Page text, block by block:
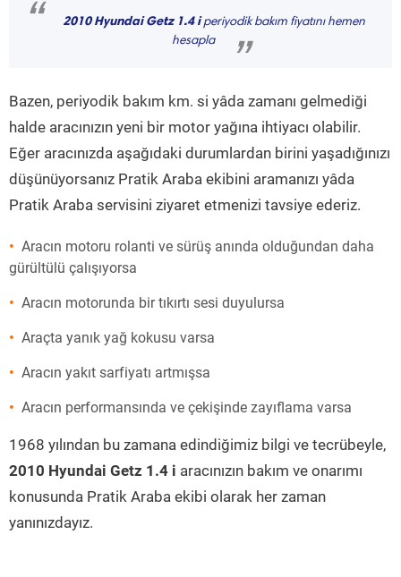
“ 2010 Hyundai Getz 1.4 iperiyodik bakım fiyatını hemen
hesapla
”
Bazen, periyodik bakım km. si yâda zamanı gelmediği
halde aracınızın yeni bir motor yağına ihtiyacı olabilir.
Eğer aracınızda aşağıdaki durumlardan birini yaşadığınızı
düşünüyorsanız Pratik Araba ekibini aramanızı yâda
Pratik Araba servisini ziyaret etmenizi tavsiye ederiz.
Aracın motoru rolanti ve sürüş anında olduğundan daha
gürültülü çalışıyorsa
Aracın motorunda bir tıkırtı sesi duyulursa
Araçta yanık yağ kokusu varsa
Aracın yakıt sarfiyatı artmışsa
Aracın performansında ve çekişinde zayıflama varsa
1968 yılından bu zamana edindiğimiz bilgi ve tecrübeyle,
2010 Hyundai Getz 1.4 i aracınızın bakım ve onarımı
konusunda Pratik Araba ekibi olarak her zaman
yanınızdayız.